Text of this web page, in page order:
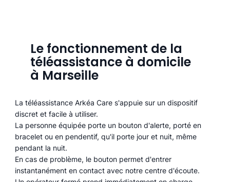
Le fonctionnement de la
téléassistance à domicile
à Marseille
La téléassistance Arkéa Care s'appuie sur un dispositif
discret et facile à utiliser.
La personne équipée porte un bouton d'alerte, porté en
bracelet ou en pendentif, qu'il porte jour et nuit, même
pendant la nuit.
En cas de problème, le bouton permet d'entrer
instantanément en contact avec notre centre d'écoute.